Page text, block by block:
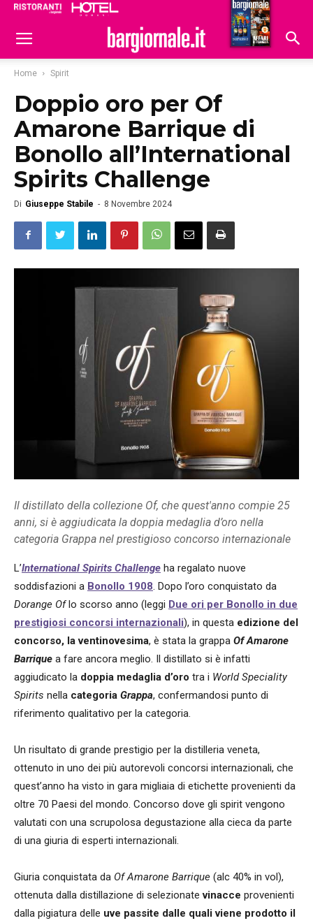
Hoteldomani
Home Spirit
Doppio oro per Of
Amarone Barrique di
Bonollo all’International
Spirits Challenge
Di Giuseppe Stabile - 8 Novembre 2024
Il distillato della collezione Of, che quest'anno compie 25
anni, si è aggiudicata la doppia medaglia d’oro nella
categoria Grappa nel prestigioso concorso internazionale
L’International Spirits Challenge ha regalato nuove
soddisfazioni a Bonollo 1908. Dopo l’oro conquistato da
Dorange Oflo scorso anno (leggi Due ori per Bonollo in due
prestigiosi concorsi internazionali), in questa edizione del
concorso, la ventinovesima, è stata la grappa Of Amarone
Barrique a fare ancora meglio. Il distillato si è infatti
aggiudicato la doppia medaglia d’oro tra i World Speciality
Spirits nella categoria Grappa, confermandosi punto di
riferimento qualitativo per la categoria.
Un risultato di grande prestigio per la distilleria veneta,
ottenuto in uno dei più autorevoli concorsi internazionali, che
quest’anno ha visto in gara migliaia di etichette provenienti da
oltre 70 Paesi del mondo. Concorso dove gli spirit vengono
valutati con una scrupolosa degustazione alla cieca da parte
di una giuria di esperti internazionali.
Giuria conquistata da Of Amarone Barrique (alc 40% in vol),
ottenuta dalla distillazione di selezionate vinacce provenienti
dalla pigiatura delle uve passite dalle quali viene prodotto il